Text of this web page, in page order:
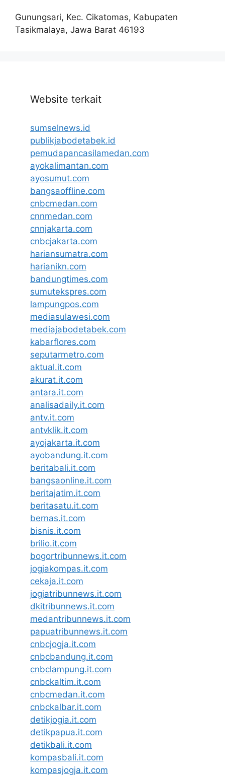
Gunungsari, Kec. Cikatomas, Kabupaten
Tasikmalaya, Jawa Barat 46193
Website terkait
sumselnews.id
publikjabodetabek.id
pemudapancasilamedan.com
ayokalimantan.com
ayosumut.com
bangsaoffline.com
cnbcmedan.com
cnnmedan.com
cnnjakarta.com
cnbcjakarta.com
hariansumatra.com
harianikn.com
bandungtimes.com
sumutekspres.com
lampungpos.com
mediasulawesi.com
mediajabodetabek.com
kabarflores.com
seputarmetro.com
aktual.it.com
akurat.it.com
antara.it.com
analisadaily.it.com
antv.it.com
antvklik.it.com
ayojakarta.it.com
ayobandung.it.com
beritabali.it.com
bangsaonline.it.com
beritajatim.it.com
beritasatu.it.com
bernas.it.com
bisnis.it.com
brilio.it.com
bogortribunnews.it.com
jogjakompas.it.com
cekaja.it.com
jogjatribunnews.it.com
dkitribunnews.it.com
medantribunnews.it.com
papuatribunnews.it.com
cnbcjogja.it.com
cnbcbandung.it.com
cnbclampung.it.com
cnbckaltim.it.com
cnbcmedan.it.com
cnbckalbar.it.com
detikjogja.it.com
detikpapua.it.com
detikbali.it.com
kompasbali.it.com
kompasjogja.it.com